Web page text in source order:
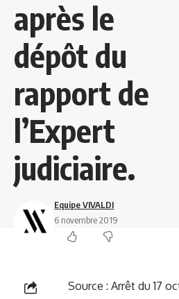
après le
dépôt du
rapport de
l’Expert
judiciaire.
Equipe VIVALDI
6 novembre 2019
Source : Arrêt du 17